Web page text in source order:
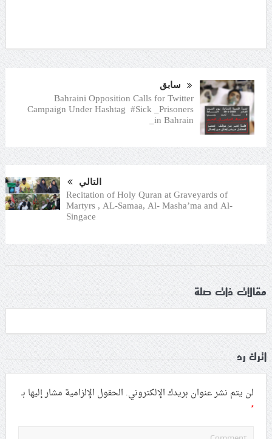
سابق
Bahraini Opposition Calls for Twitter
Campaign Under Hashtag #Sick _Prisoners
_in Bahrain
التالي
Recitation of Holy Quran at Graveyards of
Martyrs , AL-Samaa, Al- Masha’ma and Al-
Singace
مقالات ذات صلة
اترك رد
لن يتم نشر عنوان بريدك الإلكتروني. الحقول الإلزامية مشار إليها بـ
*